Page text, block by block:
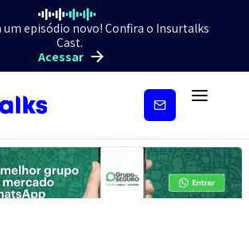
um episódio novo! Confira o Insurtalks
Cast.
Acessar
Inscreva-